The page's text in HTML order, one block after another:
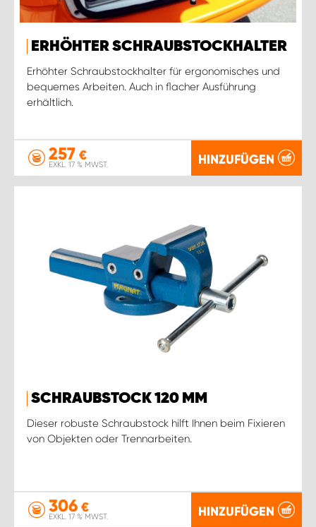
ERHÖHTER SCHRAUBSTOCKHALTER
Erhöhter Schraubstockhalter für ergonomisches und
bequemes Arbeiten. Auch in flacher Ausführung
erhältlich.
257 €
EXKL. 17 % MWST. HINZUFÜGEN
SCHRAUBSTOCK 120 MM
Dieser robuste Schraubstock hilft Ihnen beim Fixieren
von Objekten oder Trennarbeiten.
306 €
EXKL. 17 % MWST. HINZUFÜGEN